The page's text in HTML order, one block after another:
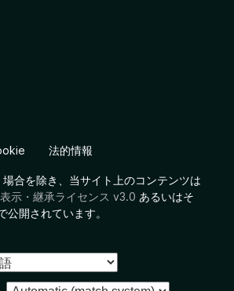
法的情報
場合を除き、当サイト上のコンテンツは
示・継承ライセンス v3.0 あるいはそ
公開されています。